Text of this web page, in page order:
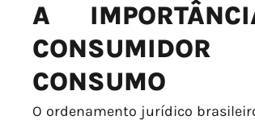
A
CONSUMO
O ordenamento jurídico